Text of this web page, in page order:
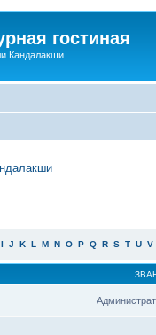
гостиная
Кандалакши
I J K L M N O P Q R S T U V